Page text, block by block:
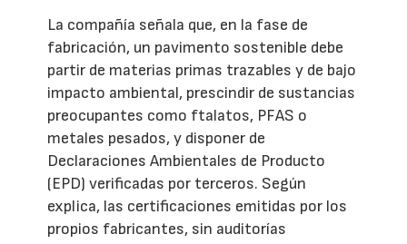
La compañía señala que, en la fase de
fabricación, un pavimento sostenible debe
partir de materias primas trazables y de bajo
impacto ambiental, prescindir de sustancias
preocupantes como ftalatos, PFAS o
metales pesados, y disponer de
Declaraciones Ambientales de Producto
(EPD) verificadas por terceros. Según
explica, las certificaciones emitidas por los
propios fabricantes, sin auditorías